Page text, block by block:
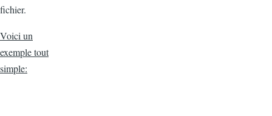
fichier.
Voici un
exemple tout
simple: